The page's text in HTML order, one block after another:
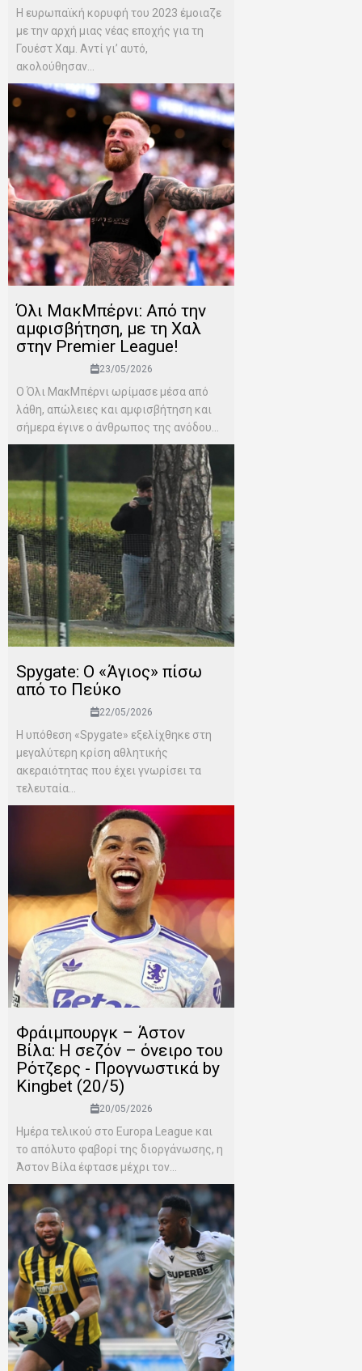
Η ευρωπαϊκή κορυφή του 2023 έμοιαζε
με την αρχή μιας νέας εποχής για τη
Γουέστ Χαμ. Αντί γι’ αυτό,
ακολούθησαν...
Όλι ΜακΜπέρνι: Aπό την
αμφισβήτηση, με τη Χαλ
στην Premier League!
23/05/2026
Ο Όλι ΜακΜπέρνι ωρίμασε μέσα από
λάθη, απώλειες και αμφισβήτηση και
σήμερα έγινε ο άνθρωπος της ανόδου...
Spygate: Ο «Άγιος» πίσω
από το Πεύκο
22/05/2026
Η υπόθεση «Spygate» εξελίχθηκε στη
μεγαλύτερη κρίση αθλητικής
ακεραιότητας που έχει γνωρίσει τα
τελευταία...
Φράιμπουργκ – Άστον
Βίλα: Η σεζόν – όνειρο του
Ρότζερς - Προγνωστικά by
Kingbet (20/5)
20/05/2026
Ημέρα τελικού στο Europa League και
το απόλυτο φαβορί της διοργάνωσης, η
Άστον Βίλα έφτασε μέχρι τον...